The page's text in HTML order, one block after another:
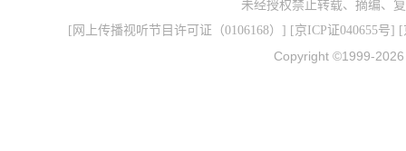
未经授权禁止转载、摘编、
[ 网上传播视听节目许可证（0106168） ] [京ICP证040655号] [
Copyright ©1999-